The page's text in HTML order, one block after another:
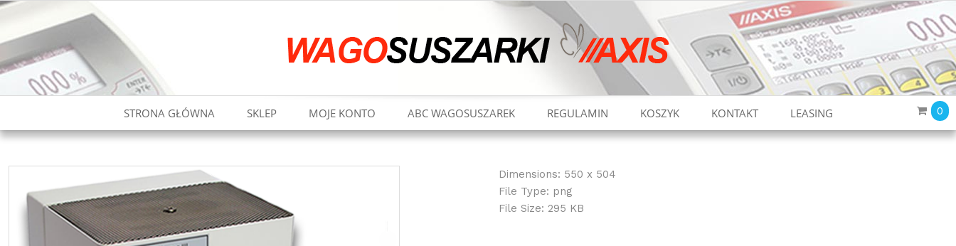
0
STRONA GŁÓWNA SKLEP MOJE KONTO ABC WAGOSUSZAREK REGULAMIN KOSZYK KONTAKT LEASING
Dimensions: 550 x 504
File Type: png
File Size: 295 KB